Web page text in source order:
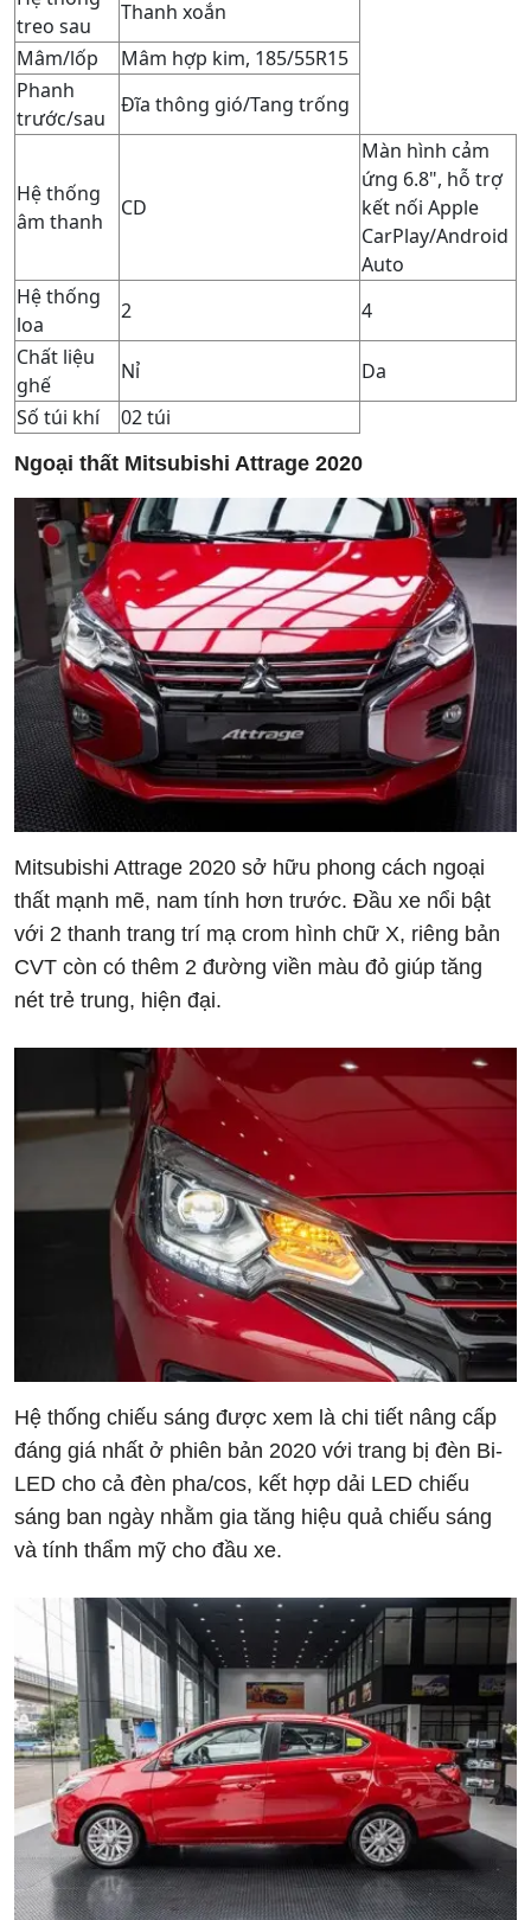
treo sau
Thanh xoắn
Mâm/lốp
Mâm hợp kim, 185/55R15
Phanh
trước/sau
Đĩa thông gió/Tang trống
Hệ thống
âm thanh
CD
Màn hình cảm
ứng 6.8", hỗ trợ
kết nối Apple
CarPlay/Android
Auto
Hệ thống
loa
2
4
Chất liệu
ghế
Nỉ
Da
Số túi khí
02 túi
Ngoại thất Mitsubishi Attrage 2020
Mitsubishi Attrage 2020 sở hữu phong cách ngoại
thất mạnh mẽ, nam tính hơn trước. Đầu xe nổi bật
với 2 thanh trang trí mạ crom hình chữ X, riêng bản
CVT còn có thêm 2 đường viền màu đỏ giúp tăng
nét trẻ trung, hiện đại.
Hệ thống chiếu sáng được xem là chi tiết nâng cấp
đáng giá nhất ở phiên bản 2020 với trang bị đèn Bi-
LED cho cả đèn pha/cos, kết hợp dải LED chiếu
sáng ban ngày nhằm gia tăng hiệu quả chiếu sáng
và tính thẩm mỹ cho đầu xe.